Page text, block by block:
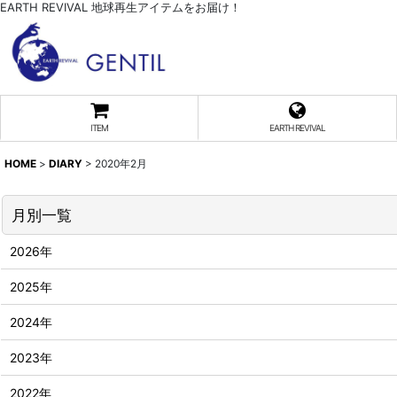
EARTH REVIVAL 地球再生アイテムをお届け！
ITEM EARTH REVIVAL
HOME > DIARY > 2020年2月
月別一覧
2026年
2025年
2024年
2023年
2022年